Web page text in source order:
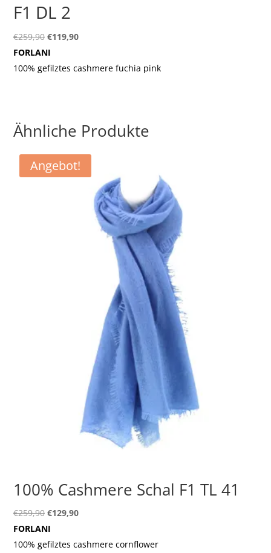
F1 DL 2
€259,90 Ursprünglicher
Preis
war:
€119,90Aktueller
ist:
FORLANI
100% gefilztes cashmere fuchia pink
Ähnliche Produkte
Angebot!
100% Cashmere Schal F1 TL 41
€259,90 Ursprünglicher
Preis
war:
€129,90Aktueller
ist:
FORLANI
100% gefilztes cashmere cornflower